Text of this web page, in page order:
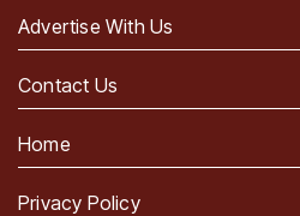
Advertise With Us
Contact Us
Home
Privacy Policy